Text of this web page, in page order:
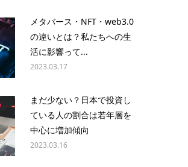
メタバース・NFT・web3.0
の違いとは？私たちへの生
活に影響って...
2023.03.17
まだ少ない？日本で投資し
ている人の割合は若年層を
中心に増加傾向
2023.03.16